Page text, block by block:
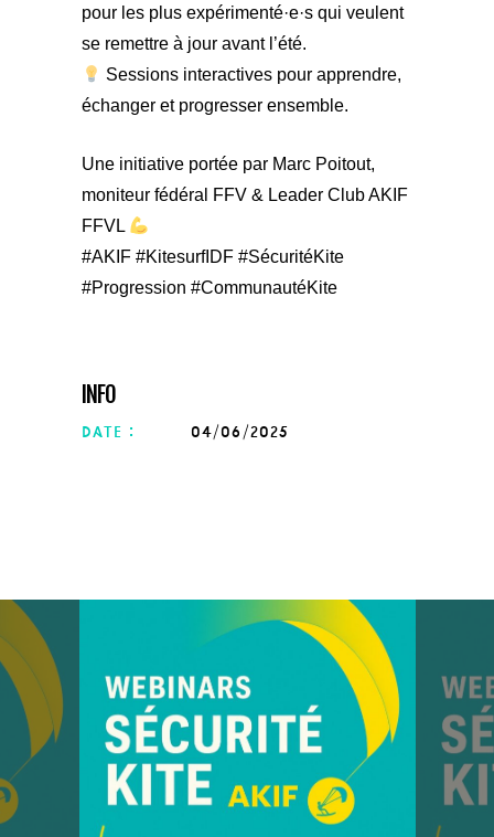
pour les plus expérimenté·e·s qui veulent
se remettre à jour avant l’été.
Sessions interactives pour apprendre,
échanger et progresser ensemble.
Une initiative portée par Marc Poitout,
moniteur fédéral FFV & Leader Club AKIF
FFVL
#AKIF #KitesurfIDF #SécuritéKite
#Progression #CommunautéKite
INFO
date : 04/06/2025